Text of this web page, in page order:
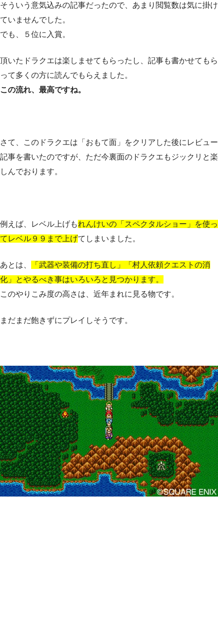
そういう意気込みの記事だったので、あまり閲覧数は気に掛け
ていませんでした。
でも、５位に入賞。
頂いたドラクエは楽しませてもらったし、記事も書かせてもら
って多くの方に読んでもらえました。
この流れ、最高ですね。
さて、このドラクエは「おもて面」をクリアした後にレビュー
記事を書いたのですが、ただ今裏面のドラクエもジックリと楽
しんでおります。
例えば、レベル上げもれんけいの「スペクタルショー」を使っ
てレベル９９まで上げてしまいました。
あとは、
「武器や装備の打ち直し」「村人依頼クエストの消
化」とやるべき事はいろいろと見つかります。
このやりこみ度の高さは、近年まれに見る物です。
まだまだ飽きずにプレイしそうです。